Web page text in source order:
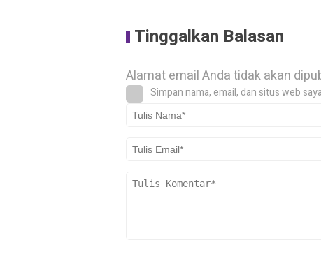
Tinggalkan Balasan
Alamat email Anda tidak akan
Simpan nama, email, dan situs web